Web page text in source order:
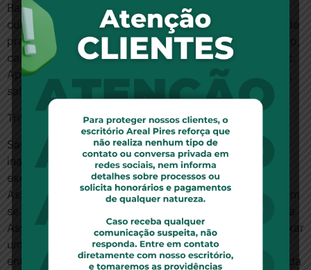
Batista. “Quem enfrenta este problema deve observar
cuidadosamente o que dispõe cada contrato acerca de
prazos e penalidades, com a ciência de que o contrato,
caso abusivo, pode e deve ser reformado por um Juiz.
Apenas ao Juiz cabe definir a alteração das cláusulas,
salvo em caso de acordo amigável”, completa.
Tribunais favoráveis ao consumidor
Sabrina Batista afirma que, devido à grande
inadimplência contratual, diversos órgãos públicos, a
exemplo da Comissão de Constituição e Justiça da
Assembleia Legislativa do Estado de Minas Gerais, vêm
se manifestando sobre este tema. “O Projeto de Lei da
Assembléia de MG nº 3.145/12, por exemplo, busca fixar
um prazo máximo de tolerância de 120 dias para
entrega do imóvel adquirido ‘na planta’, sem prejuízo da